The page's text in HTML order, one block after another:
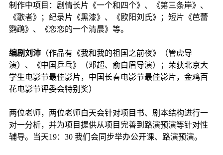
制作中项目：剧情长片《一个和四个》、《第三条岸》、
《歌者》；纪录片《黑漆》、《欧阳刘氏》；短片《芭蕾
鹦鹉》、《恋恋的一个清晨》等。
编剧刘沛 （作品有《我和我的祖国之前夜》（管虎导
演）、《中国乒乓》（邓超、俞白眉导演）；荣获北京大
学生电影节最佳影片，中国长春电影节最佳影片，金鸡百
花电影节评委会特别奖）
两位老师，两位老师白天会针对项目书、剧本结构进行一
对一分析，并为项目提供从项目完善到路演预演等针对性
辅导。当天19：30 我们会同步举办公开课、路演预演。